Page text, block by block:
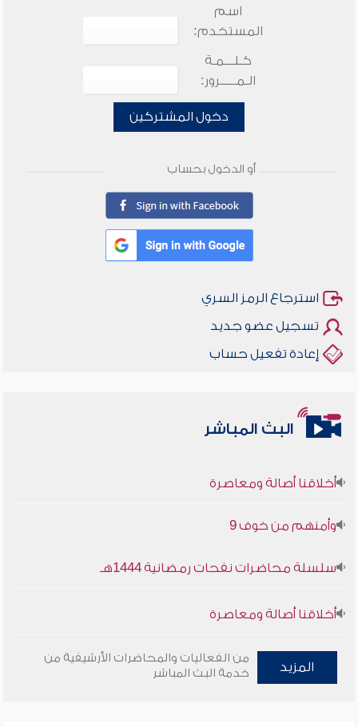
اسم
المستخدم:
كـلـــمـة
الـمـــــرور:
دخول المشتركين
أو الدخول بحساب
استرجاع الرمز السري
تسجيل عضو جديد
إعادة تفعيل حساب
البث المباشر
سلسلة محاضرات نفحات رمضانية 1444هـ
المزيد
من الفعاليات والمحاضرات الأرشيفية من
خدمة البث المباشر